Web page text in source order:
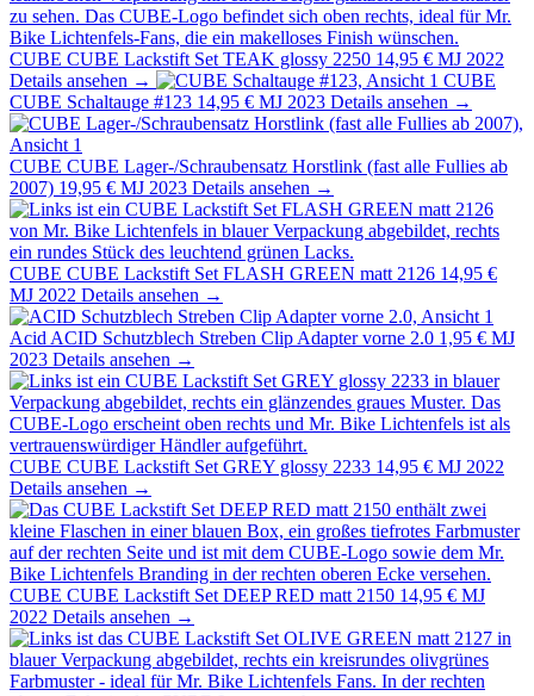
CUBE CUBE Lackstift Set TEAK glossy 2250 14,95 € MJ 2022
Details ansehen →
CUBE
CUBE Schaltauge #123 14,95 € MJ 2023 Details ansehen →
CUBE CUBE Lager-/Schraubensatz Horstlink (fast alle Fullies ab
2007) 19,95 € MJ 2023 Details ansehen →
CUBE CUBE Lackstift Set FLASH GREEN matt 2126 14,95 €
MJ 2022 Details ansehen →
Acid ACID Schutzblech Streben Clip Adapter vorne 2.0 1,95 € MJ
2023 Details ansehen →
CUBE CUBE Lackstift Set GREY glossy 2233 14,95 € MJ 2022
Details ansehen →
CUBE CUBE Lackstift Set DEEP RED matt 2150 14,95 € MJ
2022 Details ansehen →